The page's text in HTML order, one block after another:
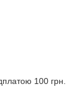
100 грн.